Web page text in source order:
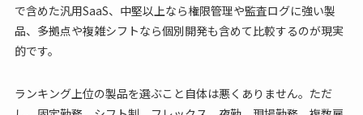
で含めた汎用SaaS、中堅以上なら権限管理や監査ログに強い製
品、多拠点や複雑シフトなら個別開発も含めて比較するのが現実
的です。
ランキング上位の製品を選ぶこと自体は悪くありません。ただ